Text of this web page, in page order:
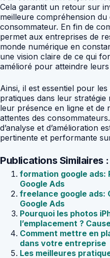
Cela garantit un retour sur
meilleure compréhension
consommateur. En fin de
permet aux entreprises de
monde numérique en
une vision claire de ce qui
amélioré pour atteindre
Ainsi, il est essentiel pour
pratiques dans leur stratégie
leur présence en ligne et de
attentes des
d’analyse et d’amélioration
pertinente et performante
Publications Similaires :
formation google ads:
Google Ads
freelance google ads:
Google Ads
Pourquoi les photos
l’emplacement ?
Comment mettre en
dans votre entreprise
Les meilleures